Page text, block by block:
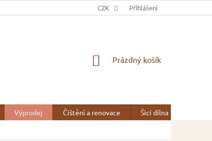
OCHRANA OSOBNÍCH ÚDAJŮ
CZK Přihlášení
NÁKUPNÍ
Prázdný košík
Výprodej Čištění a renovace Šicí dílna